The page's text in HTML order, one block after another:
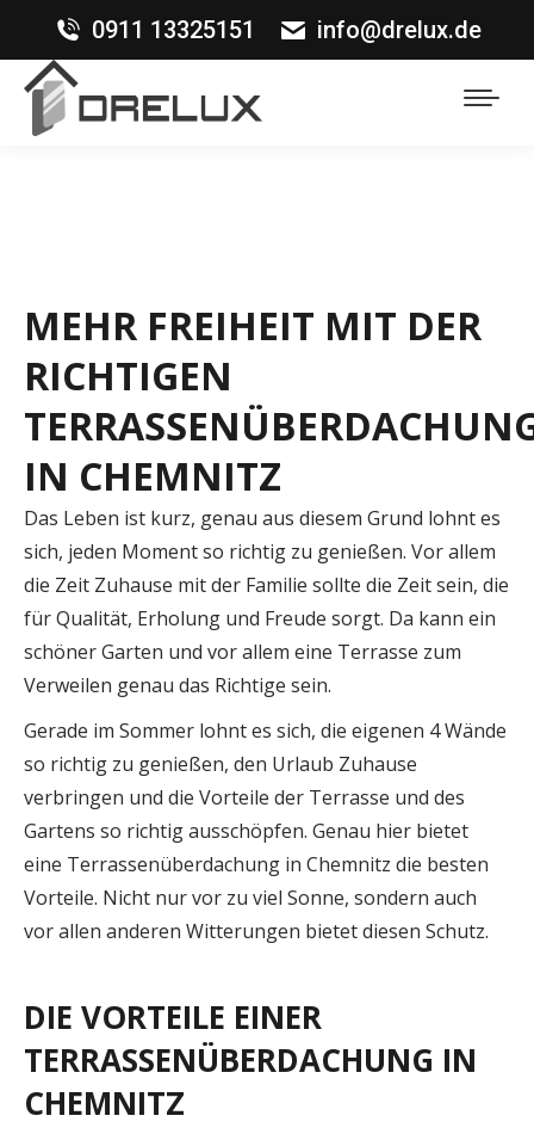
0911 13325151 info@drelux.de
MEHR FREIHEIT MIT DER
RICHTIGEN
IN CHEMNITZ
Das Leben ist kurz, genau aus diesem Grund lohnt es
sich, jeden Moment so richtig zu genießen. Vor allem
die Zeit Zuhause mit der Familie sollte die Zeit sein, die
für Qualität, Erholung und Freude sorgt. Da kann ein
schöner Garten und vor allem eine Terrasse zum
Verweilen genau das Richtige sein.
Gerade im Sommer lohnt es sich, die eigenen 4 Wände
so richtig zu genießen, den Urlaub Zuhause
verbringen und die Vorteile der Terrasse und des
Gartens so richtig ausschöpfen. Genau hier bietet
eine Terrassenüberdachung in Chemnitz die besten
Vorteile. Nicht nur vor zu viel Sonne, sondern auch
vor allen anderen Witterungen bietet diesen Schutz.
DIE VORTEILE EINER
TERRASSENÜBERDACHUNG IN
CHEMNITZ